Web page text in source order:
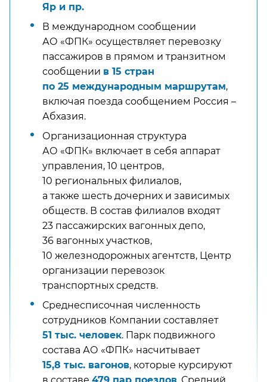
Яр и пр.
В международном сообщении
АО «ФПК» осуществляет перевозку
пассажиров в прямом и транзитном
сообщении в 15 стран
по 25 международным маршрутам,
включая поезда сообщением Россия –
Абхазия.
Организационная структура
АО «ФПК» включает в себя аппарат
управления, 10 центров,
10 региональных филиалов,
а также шесть дочерних и зависимых
обществ. В состав филиалов входят
23 пассажирских вагонных депо,
36 вагонных участков,
10 железнодорожных агентств, Центр
организации перевозок
транспортных средств.
Среднесписочная численность
сотрудников Компании составляет
51 тыс. человек. Парк подвижного
состава АО «ФПК» насчитывает
15,8 тыс. вагонов, которые курсируют
в составе 479 пар поездов . Средний